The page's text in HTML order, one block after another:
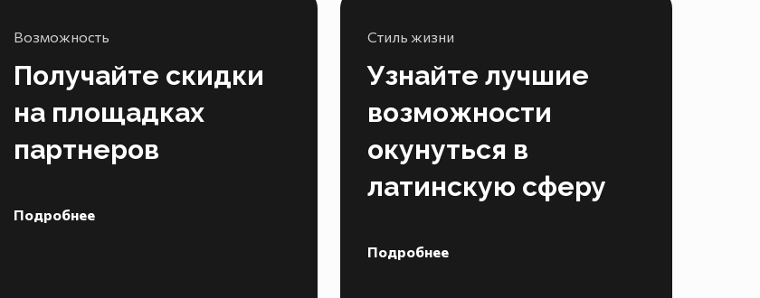
Возможность
Получайте скидки
на площадках
партнеров
Подробнее
Стиль жизни
Узнайте лучшие
возможности
окунуться в
латинскую сферу
Подробнее